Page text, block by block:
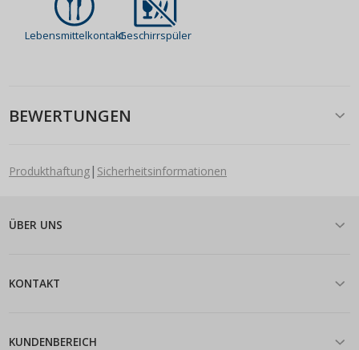
LebensmittelkontaktGeschirrspüler
BEWERTUNGEN
Produkthaftung| Sicherheitsinformationen
ÜBER UNS
KONTAKT
KUNDENBEREICH